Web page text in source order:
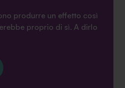
produrre un effetto così
proprio di sì. A dirlo